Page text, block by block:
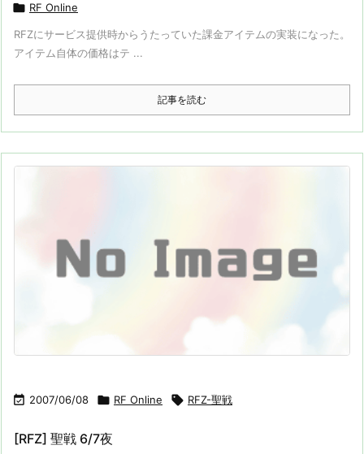
 RF Online
RFZにサービス提供時からうたっていた課金アイテムの実装になった。
アイテム自体の価格はテ ...
記事を読む
 2007/06/08  RF Online  RFZ-聖戦
[RFZ] 聖戦 6/7夜